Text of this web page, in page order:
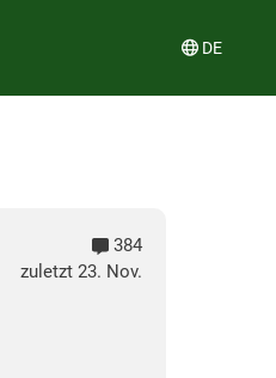
DE
384
zuletzt 23. Nov.